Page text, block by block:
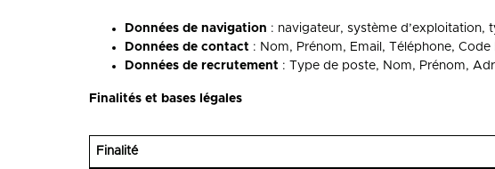
Données de navigation : navigateur, système d’exploitation,
Données de contact : Nom, Prénom, Email, Téléphone,
Données de recrutement : Type de poste, Nom, Prénom,
Finalités et bases légales
Finalité